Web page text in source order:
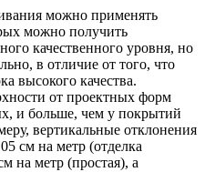
можно применять
можно получить
качественного уровня, но
в отличие от того, что
высокого качества.
от проектных форм
и больше, чем у покрытий
вертикальные отклонения
см на метр (отделка
на метр (простая), а